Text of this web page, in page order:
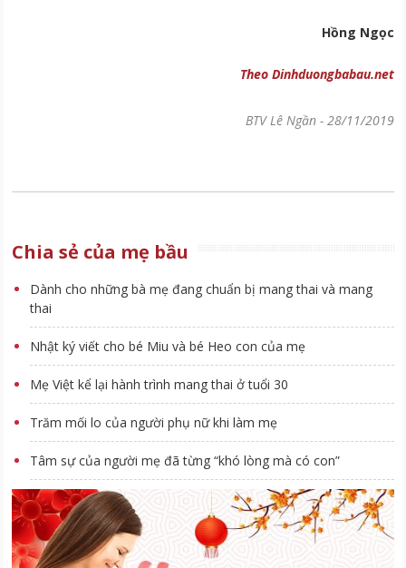
Hồng Ngọc
Theo Dinhduongbabau.net
BTV Lê Ngần- 28/11/2019
Chia sẻ của mẹ bầu
Dành cho những bà mẹ đang chuẩn bị mang thai và mang
thai
Nhật ký viết cho bé Miu và bé Heo con của mẹ
Mẹ Việt kể lại hành trình mang thai ở tuổi 30
Trăm mối lo của người phụ nữ khi làm mẹ
Tâm sự của người mẹ đã từng “khó lòng mà có con”